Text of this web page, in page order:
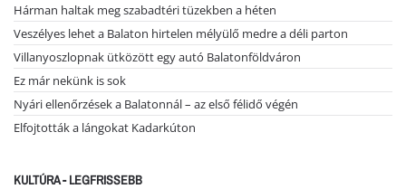
Hárman haltak meg szabadtéri tüzekben a héten
Veszélyes lehet a Balaton hirtelen mélyülő medre a déli parton
Villanyoszlopnak ütközött egy autó Balatonföldváron
Ez már nekünk is sok
Nyári ellenőrzések a Balatonnál – az első félidő végén
Elfojtották a lángokat Kadarkúton
KULTÚRA - LEGFRISSEBB